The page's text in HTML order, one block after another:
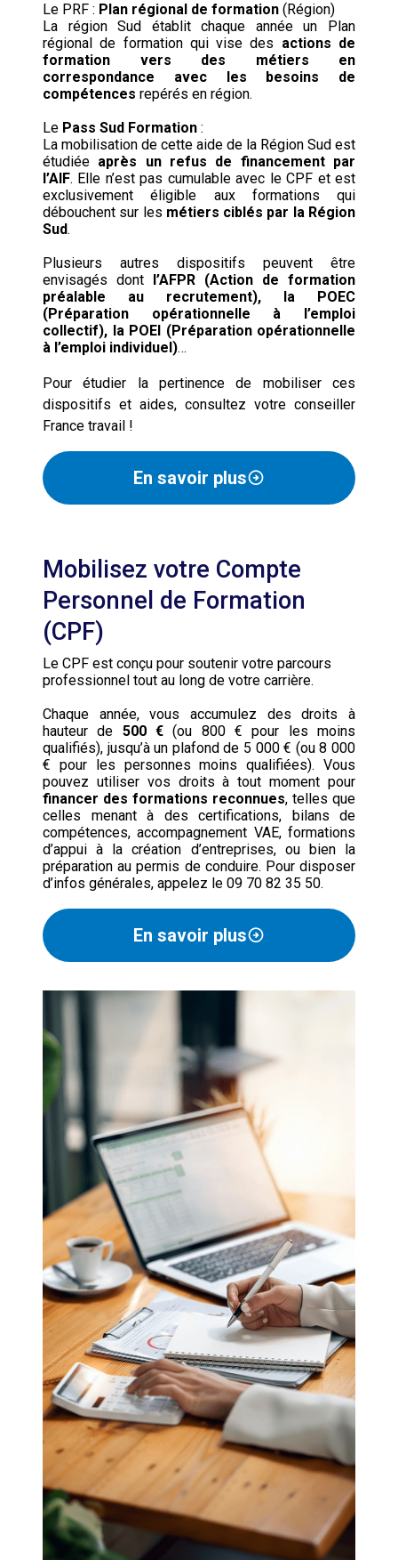
Le PRF : Plan régional de formation (Région)
La région Sud établit chaque année un Plan
régional de formation qui vise des actions de
formation vers des métiers en
correspondance avec les besoins de
compétences repérés en région.
Le Pass Sud Formation :
La mobilisation de cette aide de la Région Sud est
étudiée après un refus de financement par
l’AIF. Elle n’est pas cumulable avec le CPF et est
exclusivement éligible aux formations qui
débouchent sur les métiers ciblés par la Région
Sud.
Plusieurs autres dispositifs peuvent être
envisagés dont l’AFPR (Action de formation
préalable au recrutement), la POEC
(Préparation opérationnelle à l’emploi
collectif), la POEI (Préparation opérationnelle
à l’emploi individuel)…
Pour étudier la pertinence de mobiliser ces
dispositifs et aides, consultez votre conseiller
France travail !
En savoir plus
Mobilisez votre Compte
Personnel de Formation
(CPF)
Le CPF est conçu pour soutenir votre parcours
professionnel tout au long de votre carrière.
Chaque année, vous accumulez des droits à
hauteur de 500 €(ou 800 € pour les moins
qualifiés), jusqu’à un plafond de 5 000 € (ou 8 000
€ pour les personnes moins qualifiées). Vous
pouvez utiliser vos droits à tout moment pour
financer des formations reconnues, telles que
celles menant à des certifications, bilans de
compétences, accompagnement VAE, formations
d’appui à la création d’entreprises, ou bien la
préparation au permis de conduire. Pour disposer
d’infos générales, appelez le 09 70 82 35 50.
En savoir plus